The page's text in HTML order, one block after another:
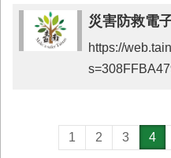
災害防救電
https://
1 2 3 4